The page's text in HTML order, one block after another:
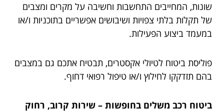
שונות, המחייבים התחשבות וחשיבה על מקרים ומצבים
של תקלות בלתי צפויות ושיבושים אפשריים בתוכניות ו/או
במעמד ביצוע הפעילות.
פוליסת ביטוח לטיולי אקסטרים, תבטיח אתכם גם במצבים
בהם תזדקקו לחילוץ ו/או טיפול רפואי דחוף.
ביטוח רכב משלים בחופשות – שירות קרוב, רחוק